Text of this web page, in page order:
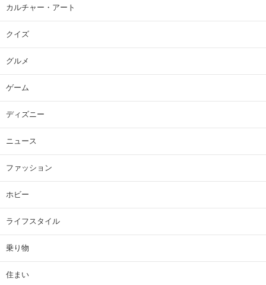
カルチャー・アート
クイズ
グルメ
ゲーム
ディズニー
ニュース
ファッション
ホビー
ライフスタイル
乗り物
住まい